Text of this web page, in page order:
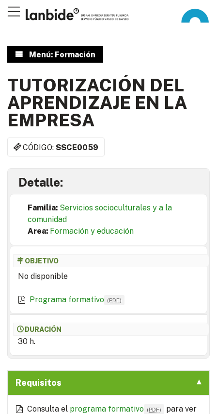
Menú: Formación
TUTORIZACIÓN DEL
APRENDIZAJE EN LA
EMPRESA
CÓDIGO:SSCE0059
Detalle:
Familia: Servicios socioculturales y a la
comunidad
Area: Formación y educación
OBJETIVO
No disponible
Programa formativo (PDF)
DURACIÓN
30 h.
Requisitos
Consulta el programa formativo (PDF)
para ver